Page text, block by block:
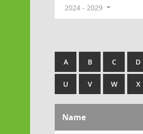
2024 - 2029
A B C D
U V W X
Name